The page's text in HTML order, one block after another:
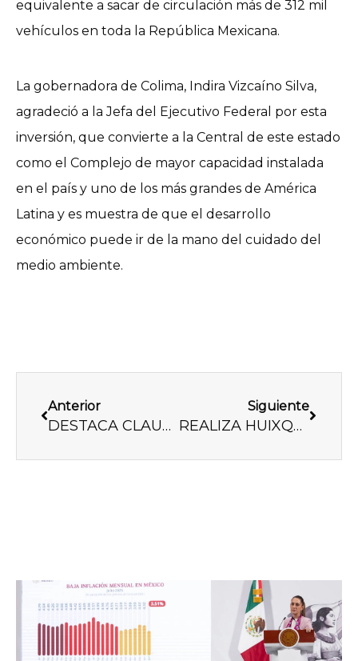
equivalente a sacar de circulación más de 312 mil
vehículos en toda la República Mexicana.
La gobernadora de Colima, Indira Vizcaíno Silva,
agradeció a la Jefa del Ejecutivo Federal por esta
inversión, que convierte a la Central de este estado
como el Complejo de mayor capacidad instalada
en el país y uno de los más grandes de América
Latina y es muestra de que el desarrollo
económico puede ir de la mano del cuidado del
medio ambiente.
Anterior
DESTACA CLAUDIA SHEINBAUM RÉCORD HISTÓRICO DE 34.5 MILLONES DE VISITANTES EXTRANJEROS EN PRIMER CUATRIMESTRE DEL 2026
Siguiente
REALIZA HUIXQUILUCAN JORNADA GRATUITA DE VASECTOMÍAS PARA INCENTIVAR LA PLANIFICACIÓN FAMILIAR ENTRE LOS PADRES